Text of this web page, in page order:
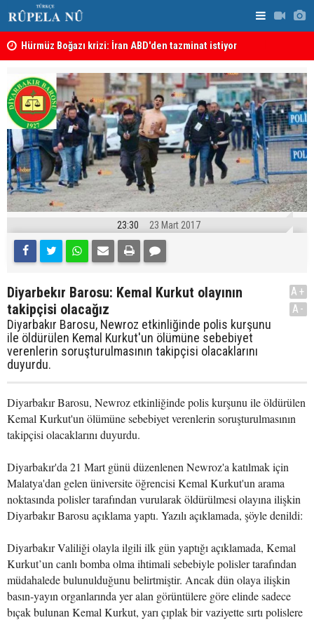
Hürmüz Boğazı krizi: İran ABD'den tazminat istiyor
23:30 23 Mart 2017
Diyarbekır Barosu: Kemal Kurkut olayının
takipçisi olacağız
Diyarbakır Barosu, Newroz etkinliğinde polis kurşunu
ile öldürülen Kemal Kurkut'un ölümüne sebebiyet
verenlerin soruşturulmasının takipçisi olacaklarını
duyurdu.
A+
A-
Diyarbakır Barosu, Newroz etkinliğinde polis kurşunu ile öldürülen
Kemal Kurkut'un ölümüne sebebiyet verenlerin soruşturulmasının
takipçisi olacaklarını duyurdu.
Diyarbakır'da 21 Mart günü düzenlenen Newroz'a katılmak için
Malatya'dan gelen üniversite öğrencisi Kemal Kurkut'un arama
noktasında polisler tarafından vurularak öldürülmesi olayına ilişkin
Diyarbakır Barosu açıklama yaptı. Yazılı açıklamada, şöyle denildi:
Diyarbakır Valiliği olayla ilgili ilk gün yaptığı açıklamada, Kemal
Kurkut’un canlı bomba olma ihtimali sebebiyle polisler tarafından
müdahalede bulunulduğunu belirtmiştir. Ancak dün olaya ilişkin
basın-yayın organlarında yer alan görüntülere göre elinde sadece
bıçak bulunan Kemal Kurkut, yarı çıplak bir vaziyette sırtı polislere